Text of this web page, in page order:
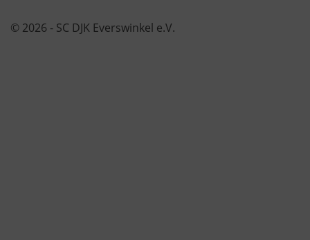
© 2026 - SC DJK Everswinkel e.V.